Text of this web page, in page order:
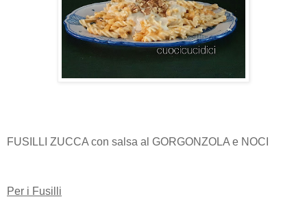
FUSILLI ZUCCA con salsa al GORGONZOLA e NOCI
Per i Fusilli